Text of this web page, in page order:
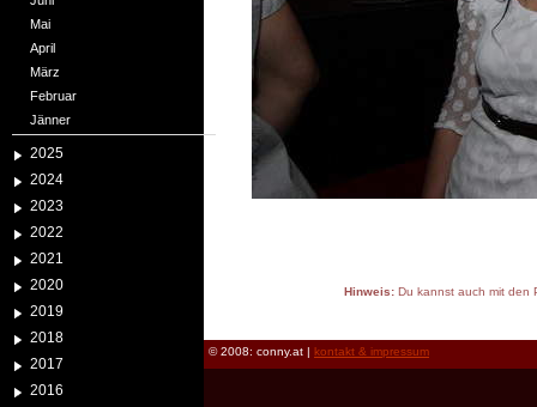
Mai
April
März
Februar
Jänner
2025
2024
2023
2022
2021
2020
2019
2018
2017
2016
Hinweis:Du kannst auch mit den
© 2008: conny.at | kontakt & impressum